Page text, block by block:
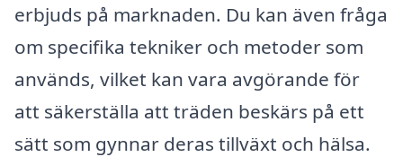
erbjuds på marknaden. Du kan även fråga
om specifika tekniker och metoder som
används, vilket kan vara avgörande för
att säkerställa att träden beskärs på ett
sätt som gynnar deras tillväxt och hälsa.